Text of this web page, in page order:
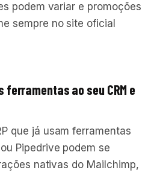
podem variar e promoções
sempre no site oficial
ferramentas ao seu CRM e
que já usam ferramentas
Pipedrive podem se
nativas do Mailchimp,